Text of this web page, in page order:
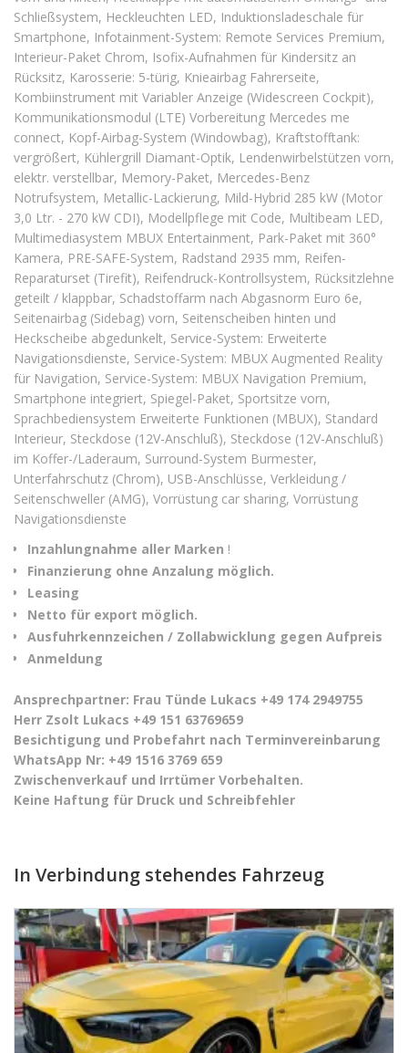
Schließsystem, Heckleuchten LED, Induktionsladeschale für
Smartphone, Infotainment-System: Remote Services Premium,
Interieur-Paket Chrom, Isofix-Aufnahmen für Kindersitz an
Rücksitz, Karosserie: 5-türig, Knieairbag Fahrerseite,
Kombiinstrument mit Variabler Anzeige (Widescreen Cockpit),
Kommunikationsmodul (LTE) Vorbereitung Mercedes me
connect, Kopf-Airbag-System (Windowbag), Kraftstofftank:
vergrößert, Kühlergrill Diamant-Optik, Lendenwirbelstützen vorn,
elektr. verstellbar, Memory-Paket, Mercedes-Benz
Notrufsystem, Metallic-Lackierung, Mild-Hybrid 285 kW (Motor
3,0 Ltr. - 270 kW CDI), Modellpflege mit Code, Multibeam LED,
Multimediasystem MBUX Entertainment, Park-Paket mit 360°
Kamera, PRE-SAFE-System, Radstand 2935 mm, Reifen-
Reparaturset (Tirefit), Reifendruck-Kontrollsystem, Rücksitzlehne
geteilt / klappbar, Schadstoffarm nach Abgasnorm Euro 6e,
Seitenairbag (Sidebag) vorn, Seitenscheiben hinten und
Heckscheibe abgedunkelt, Service-System: Erweiterte
Navigationsdienste, Service-System: MBUX Augmented Reality
für Navigation, Service-System: MBUX Navigation Premium,
Smartphone integriert, Spiegel-Paket, Sportsitze vorn,
Sprachbediensystem Erweiterte Funktionen (MBUX), Standard
Interieur, Steckdose (12V-Anschluß), Steckdose (12V-Anschluß)
im Koffer-/Laderaum, Surround-System Burmester,
Unterfahrschutz (Chrom), USB-Anschlüsse, Verkleidung /
Seitenschweller (AMG), Vorrüstung car sharing, Vorrüstung
Navigationsdienste
Inzahlungnahme aller Marken !
Finanzierung ohne Anzalung möglich.
Leasing
Netto für export möglich.
Ausfuhrkennzeichen / Zollabwicklung gegen Aufpreis
Anmeldung
Ansprechpartner: Frau Tünde Lukacs +49 174 2949755
Herr Zsolt Lukacs +49 151 63769659
Besichtigung und Probefahrt nach Terminvereinbarung
WhatsApp Nr: +49 1516 3769 659
Zwischenverkauf und Irrtümer Vorbehalten.
Keine Haftung für Druck und Schreibfehler
In Verbindung stehendes Fahrzeug